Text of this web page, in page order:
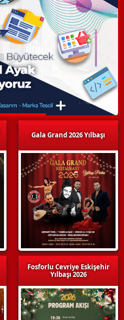
Gala Grand 2026 Yılbaşı
Fosforlu Cevriye Eskişehir
Yılbaşı 2026